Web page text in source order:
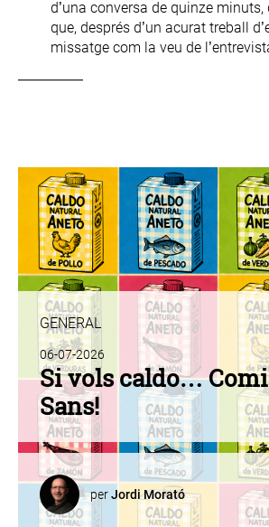
d’una conversa de quinze
que, després d’un acurat treball
missatge com la veu de
GENERAL
06-07-2026
Si vols caldo…
Sans!
perJordi Morató